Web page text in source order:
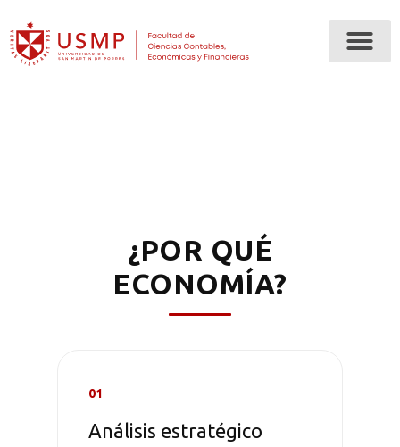
¿POR QUÉ
ECONOMÍA?
01
Análisis estratégico